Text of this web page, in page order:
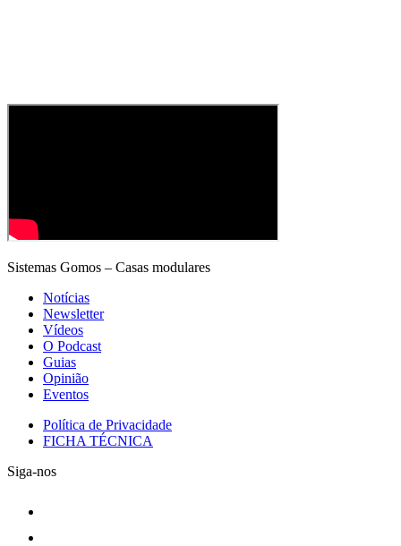
Sistemas Gomos – Casas modulares
Notícias
Newsletter
Vídeos
O Podcast
Guias
Opinião
Eventos
Política de Privacidade
FICHA TÉCNICA
Siga-nos